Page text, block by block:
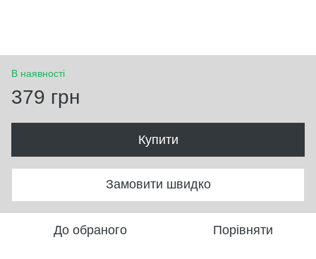
В наявності
379 грн
Купити
Замовити швидко
До обраного Порівняти